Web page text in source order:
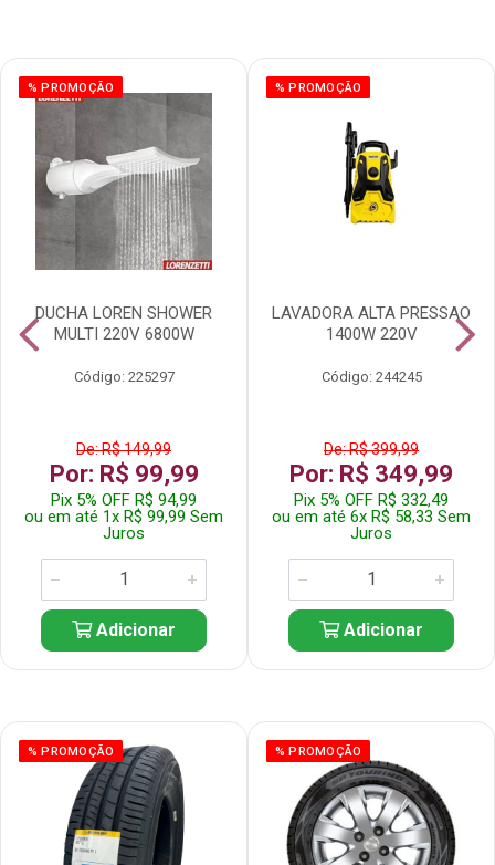
% PROMOÇÃO
DUCHA LOREN SHOWER
MULTI 220V 6800W
Código: 225297
De: R$ 149,99
Por: R$ 99,99
Pix 5% OFF R$ 94,99
ou em até 1x R$ 99,99 Sem
Juros
Adicionar
% PROMOÇÃO
LAVADORA ALTA PRESSAO
1400W 220V
Código: 244245
De: R$ 399,99
Por: R$ 349,99
Pix 5% OFF R$ 332,49
ou em até 6x R$ 58,33 Sem
Juros
Adicionar
% PROMOÇÃO % PROMOÇÃO